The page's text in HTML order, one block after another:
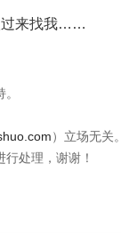
过来找我……
）立场无关。
处理，谢谢！